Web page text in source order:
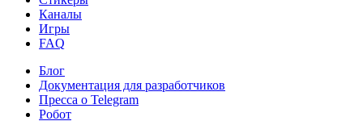
Каналы
Игры
FAQ
Блог
Документация для разработчиков
Пресса о Telegram
Робот